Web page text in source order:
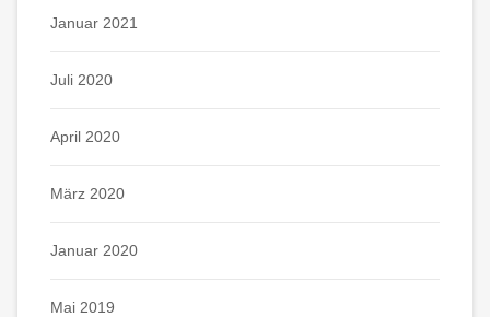
Januar 2021
Juli 2020
April 2020
März 2020
Januar 2020
Mai 2019